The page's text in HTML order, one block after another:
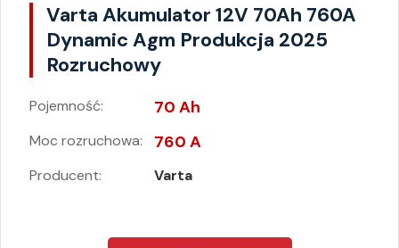
Varta Akumulator 12V 70Ah 760A
Dynamic Agm Produkcja 2025
Rozruchowy
Pojemność: 70 Ah
Moc rozruchowa: 760 A
Producent: Varta